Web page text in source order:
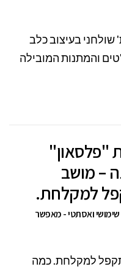
בעיצוב כלב
והמתנות המובילה
"פלסאון"
– מושב
למקלחת.
שימושי ואסתטי - מאפשר
למקלחת. כמה